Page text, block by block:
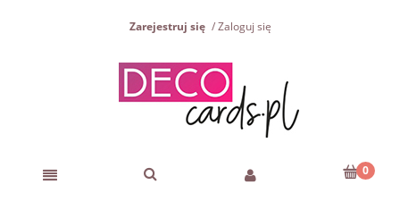
Zarejestruj się Zaloguj się